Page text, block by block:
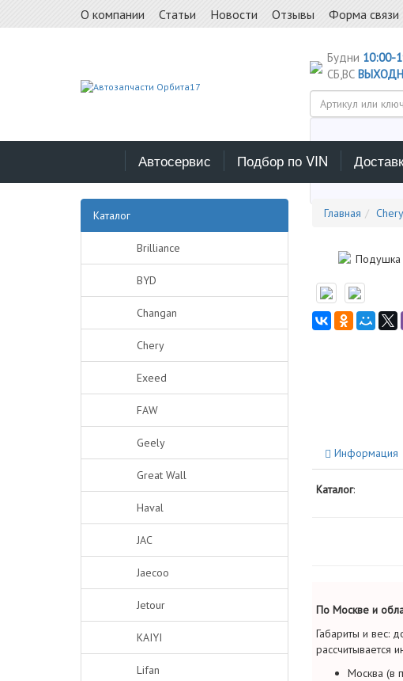
О компании Статьи Новости Отзывы Форма связи
Будни 10:00-
СБ,ВС
Выберите
Автосервис Подбор по VIN
Каталог
Brilliance
BYD
Changan
Chery
Exeed
FAW
Geely
Great Wall
Haval
JAC
Jaecoo
Jetour
KAIYI
Lifan
Главная Chery
Информация
Каталог:
По Москве и
Габариты и вес:
рассчитывается
Москва (в